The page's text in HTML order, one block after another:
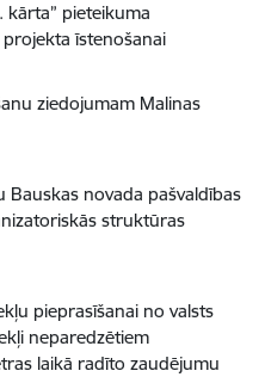
kārta” pieteikuma
īstenošanai
ziedojumam Malinas
Bauskas novada pašvaldības
struktūras
pieprasīšanai no valsts
neparedzētiem
laikā radīto zaudējumu